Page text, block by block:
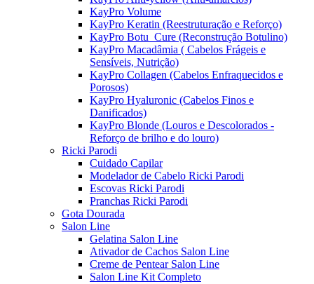
KayPro Volume
KayPro Keratin (Reestruturação e Reforço)
KayPro Botu_Cure (Reconstrução Botulino)
KayPro Macadâmia ( Cabelos Frágeis e
Sensíveis, Nutrição)
KayPro Collagen (Cabelos Enfraquecidos e
Porosos)
KayPro Hyaluronic (Cabelos Finos e
Danificados)
KayPro Blonde (Louros e Descolorados -
Reforço de brilho e do louro)
Ricki Parodi
Cuidado Capilar
Modelador de Cabelo Ricki Parodi
Escovas Ricki Parodi
Pranchas Ricki Parodi
Gota Dourada
Salon Line
Gelatina Salon Line
Ativador de Cachos Salon Line
Creme de Pentear Salon Line
Salon Line Kit Completo